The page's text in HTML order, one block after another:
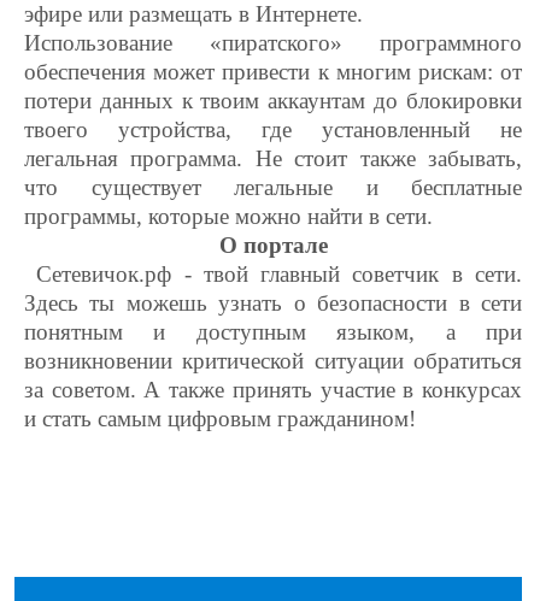
эфире или размещать в Интернете.
Использование «пиратского» программного
обеспечения может привести к многим рискам: от
потери данных к твоим аккаунтам до блокировки
твоего устройства, где установленный не
легальная программа. Не стоит также забывать,
что существует легальные и бесплатные
программы, которые можно найти в сети.
О портале
Сетевичок.рф - твой главный советчик в сети.
Здесь ты можешь узнать о безопасности в сети
понятным и доступным языком, а при
возникновении критической ситуации обратиться
за советом. А также принять участие в конкурсах
и стать самым цифровым гражданином!